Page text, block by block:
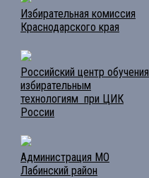
Избирательная комиссия
Краснодарского края
Российский центр обучения
избирательным
технологиям при ЦИК
России
Администрация МО
Лабинский район